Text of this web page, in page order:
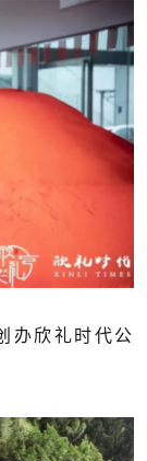
办欣礼时代公